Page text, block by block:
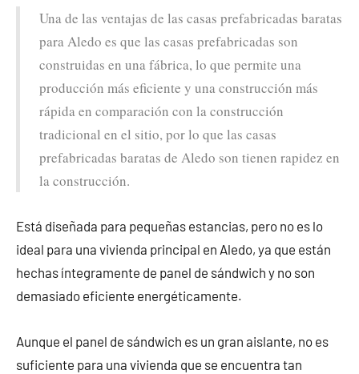
Una de las ventajas de las casas prefabricadas baratas
para Aledo es que las casas prefabricadas son
construidas en una fábrica, lo que permite una
producción más eficiente y una construcción más
rápida en comparación con la construcción
tradicional en el sitio, por lo que las casas
prefabricadas baratas de Aledo son tienen rapidez en
la construcción.
Está diseñada para pequeñas estancias, pero no es lo
ideal para una vivienda principal en Aledo, ya que están
hechas íntegramente de panel de sándwich y no son
demasiado eficiente energéticamente.
Aunque el panel de sándwich es un gran aislante, no es
suficiente para una vivienda que se encuentra tan